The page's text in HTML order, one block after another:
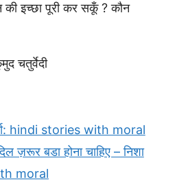
इच्छा पूरी कर सकूँ ? कौन
hindi stories with moral
ज़रूर बडा होना चाहिए – निशा
moral